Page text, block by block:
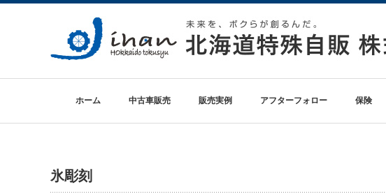
ホーム 中古車販売 販売実例 アフターフォロー 保険
氷彫刻